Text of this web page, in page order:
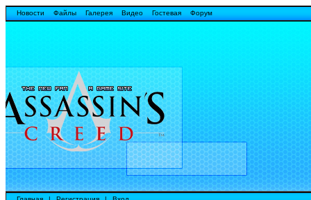
Новости Файлы Галерея Видео Гостевая Форум